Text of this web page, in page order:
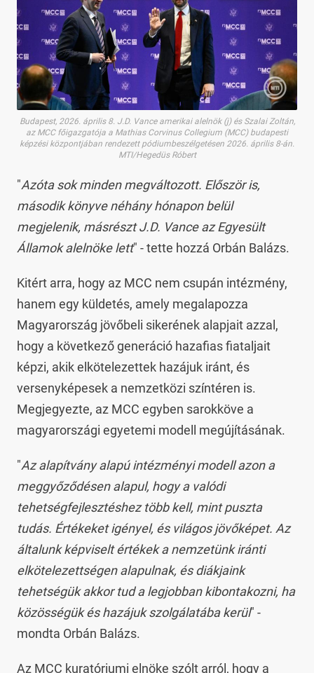
Budapest, 2026. április 8. J.D. Vance amerikai alelnök (j) és Szalai Zoltán,
az MCC főigazgatója a Mathias Corvinus Collegium (MCC) budapesti
képzési központjában rendezett pódiumbeszélgetésen 2026. április 8-án.
MTI/Hegedüs Róbert
"Azóta sok minden megváltozott. Először is,
második könyve néhány hónapon belül
megjelenik, másrészt J.D. Vance az Egyesült
Államok alelnöke lett" - tette hozzá Orbán Balázs.
Kitért arra, hogy az MCC nem csupán intézmény,
hanem egy küldetés, amely megalapozza
Magyarország jövőbeli sikerének alapjait azzal,
hogy a következő generáció hazafias fiataljait
képzi, akik elkötelezettek hazájuk iránt, és
versenyképesek a nemzetközi színtéren is.
Megjegyezte, az MCC egyben sarokköve a
magyarországi egyetemi modell megújításának.
"Az alapítvány alapú intézményi modell azon a
meggyőződésen alapul, hogy a valódi
tehetségfejlesztéshez több kell, mint puszta
tudás. Értékeket igényel, és világos jövőképet. Az
általunk képviselt értékek a nemzetünk iránti
elkötelezettségen alapulnak, és diákjaink
tehetségük akkor tud a legjobban kibontakozni, ha
közösségük és hazájuk szolgálatába kerül" -
mondta Orbán Balázs.
Az MCC kuratóriumi elnöke szólt arról, hogy a